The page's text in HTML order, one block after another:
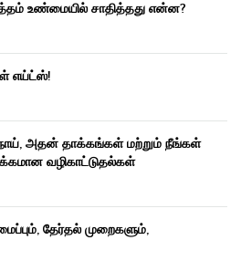
உண்மையில் சாதித்தது என்ன?
எய்ட்ஸ்!
அதன் தாக்கங்கள் மற்றும் நீங்கள்
வழிகாட்டுதல்கள்
தேர்தல் முறைகளும்,